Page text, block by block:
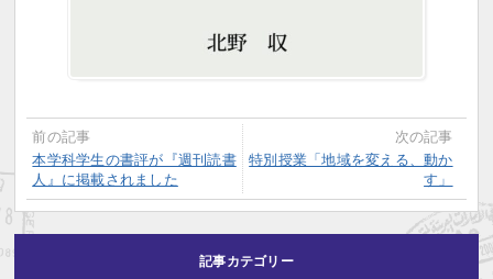
前の記事
本学科学生の書評が『週刊読書
人』に掲載されました
次の記事
特別授業「地域を変える、動か
す」
記事カテゴリー